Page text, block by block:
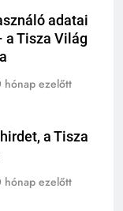
adatai
a Tisza Világ
hónap ezelőtt
a Tisza
hónap ezelőtt